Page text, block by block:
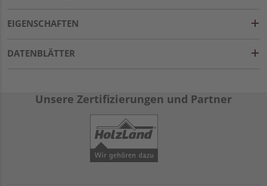
EIGENSCHAFTEN
DATENBLÄTTER
Unsere Zertifizierungen und Partner